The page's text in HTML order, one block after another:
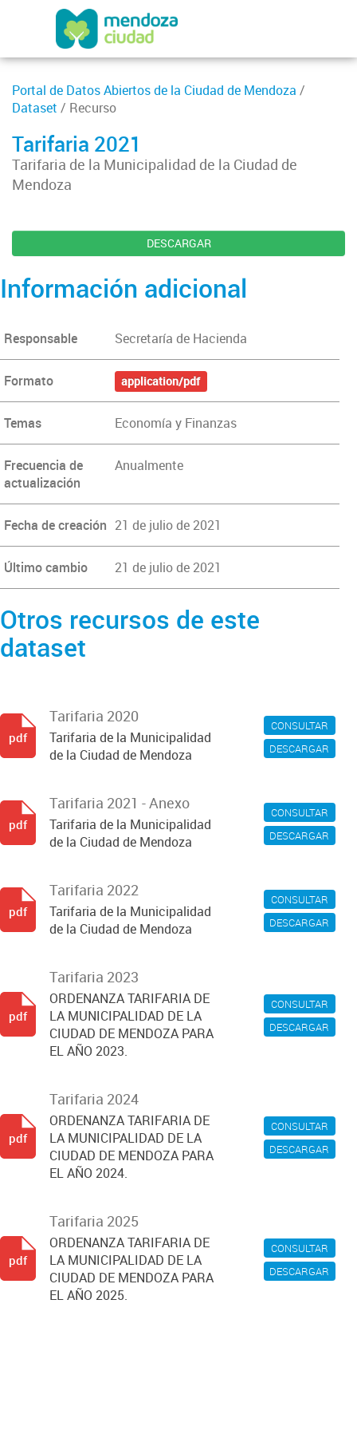
Portal de Datos Abiertos de la Ciudad de Mendoza /
Dataset / Recurso
Tarifaria 2021
Tarifaria de la Municipalidad de la Ciudad de
Mendoza
DESCARGAR
Información adicional
Responsable Secretaría de Hacienda
Formato application/pdf
Temas Economía y Finanzas
Frecuencia de
actualización
Anualmente
Fecha de creación 21 de julio de 2021
Último cambio 21 de julio de 2021
Otros recursos de este
dataset
CONSULTAR
DESCARGAR
Tarifaria 2020
Tarifaria de la Municipalidad
de la Ciudad de Mendoza
pdf
CONSULTAR
DESCARGAR
Tarifaria 2021 - Anexo
Tarifaria de la Municipalidad
de la Ciudad de Mendoza
pdf
CONSULTAR
DESCARGAR
Tarifaria 2022
Tarifaria de la Municipalidad
de la Ciudad de Mendoza
pdf
CONSULTAR
DESCARGAR
Tarifaria 2023
ORDENANZA TARIFARIA DE
LA MUNICIPALIDAD DE LA
CIUDAD DE MENDOZA PARA
EL AÑO 2023.
pdf
CONSULTAR
DESCARGAR
Tarifaria 2024
ORDENANZA TARIFARIA DE
LA MUNICIPALIDAD DE LA
CIUDAD DE MENDOZA PARA
EL AÑO 2024.
pdf
CONSULTAR
DESCARGAR
Tarifaria 2025
ORDENANZA TARIFARIA DE
LA MUNICIPALIDAD DE LA
CIUDAD DE MENDOZA PARA
EL AÑO 2025.
pdf